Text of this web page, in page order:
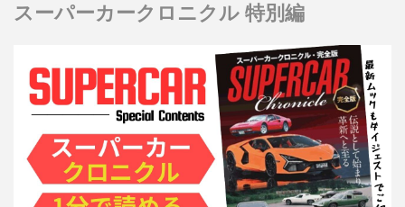
スーパーカークロニクル 特別編